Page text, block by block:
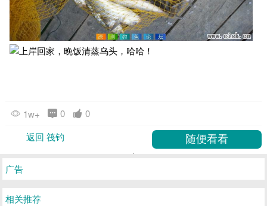
1w+ 0
0
返回 筏钓
广告
相关推荐